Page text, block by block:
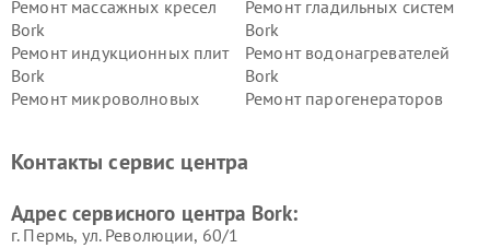
Ремонт массажных кресел
Bork
Ремонт гладильных систем
Bork
Ремонт индукционных плит
Bork
Ремонт водонагревателей
Bork
Ремонт микроволновых
Ремонт парогенераторов
воздуха Bork
Bork
Bork
Контакты сервис центра
Адрес сервисного центра Bork:
г. Пермь, ул. ​Революции, 60/1